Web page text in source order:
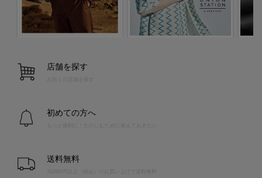
店舗を探す
お近くの店舗を探す
初めての方へ
送料無料
10,000円以上（税込）のお買い上げで送料無料